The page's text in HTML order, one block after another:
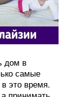
дом в
самые
это время.